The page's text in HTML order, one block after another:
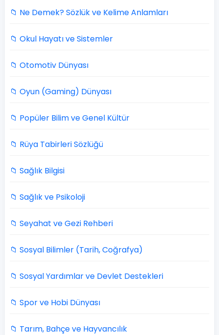
📁 Ne Demek? Sözlük ve Kelime Anlamları
📁 Okul Hayatı ve Sistemler
📁 Otomotiv Dünyası
📁 Oyun (Gaming) Dünyası
📁 Popüler Bilim ve Genel Kültür
📁 Rüya Tabirleri Sözlüğü
📁 Sağlık Bilgisi
📁 Sağlık ve Psikoloji
📁 Seyahat ve Gezi Rehberi
📁 Sosyal Bilimler (Tarih, Coğrafya)
📁 Sosyal Yardımlar ve Devlet Destekleri
📁 Spor ve Hobi Dünyası
📁 Tarım, Bahçe ve Hayvancılık